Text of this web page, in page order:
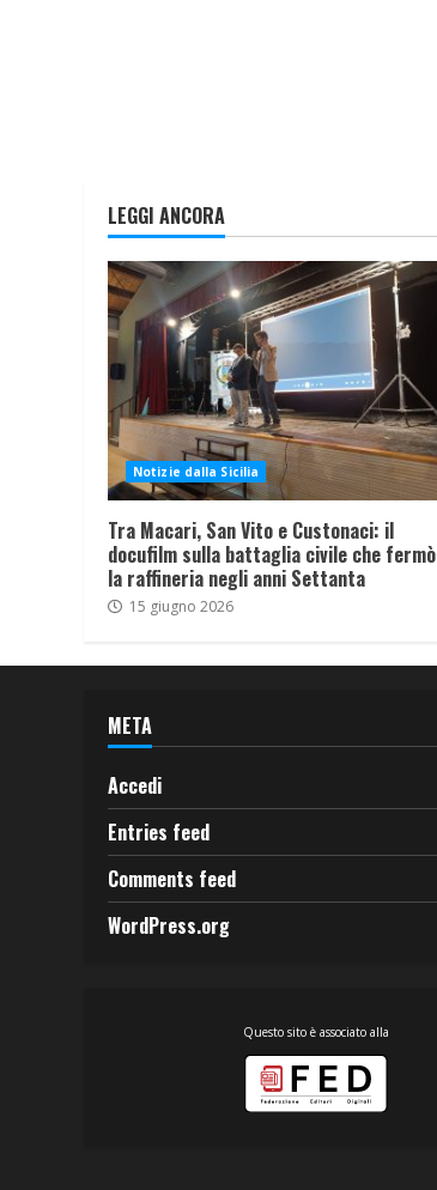
LEGGI ANCORA
Notizie dalla Sicilia
Tra Macari, San Vito e Custonaci: il
docufilm sulla battaglia civile che fermò
la raffineria negli anni Settanta
15 giugno 2026
META
Accedi
Entries feed
Comments feed
WordPress.org
Questo sito è associato alla